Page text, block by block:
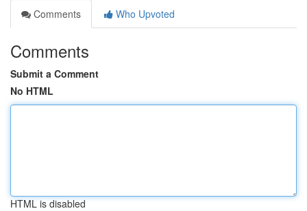
Comments
Who Upvoted
Comments
Submit a Comment
No HTML
HTML is disabled